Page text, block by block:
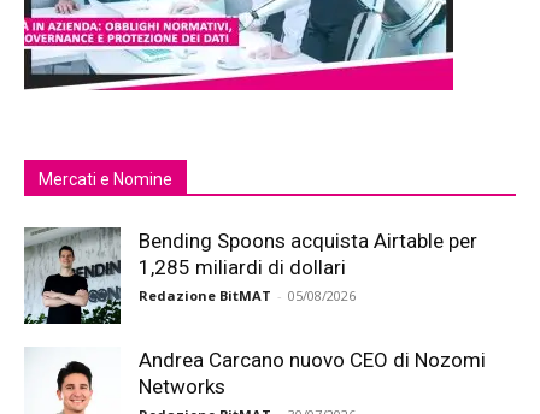
Mercati e Nomine
Bending Spoons acquista Airtable per
1,285 miliardi di dollari
Redazione BitMAT - 05/08/2026
Andrea Carcano nuovo CEO di Nozomi
Networks